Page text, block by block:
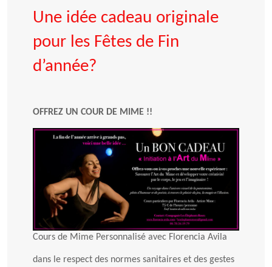
Une idée cadeau originale
pour les Fêtes de Fin
d’année?
OFFREZ UN COUR DE MIME !!
Cours de Mime Personnalisé avec Florencia Avila
dans le respect des normes sanitaires et des gestes